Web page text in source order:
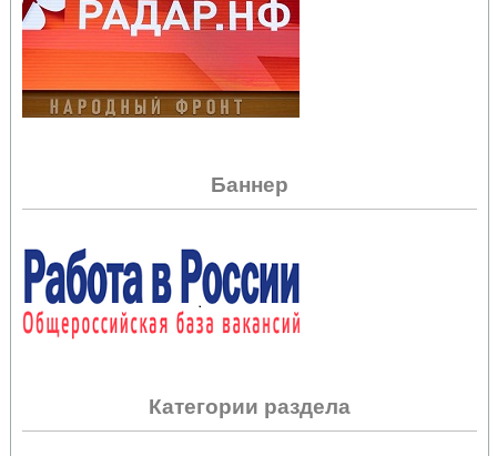
Баннер
Категории раздела